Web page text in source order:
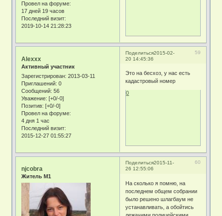
Провел на форуме:
17 дней 19 часов
Последний визит:
2019-10-14 21:28:23
Поделиться 59
2015-02-
20 14:45:36
Alexxx
Активный участник
Зарегистрирован: 2013-03-11
Приглашений: 0
Сообщений: 56
Уважение: [+0/-0]
Позитив: [+0/-0]
Провел на форуме:
4 дня 1 час
Последний визит:
2015-12-27 01:55:27
Это на бесхоз, у нас есть
кадастровый номер
0
Поделиться 60
2015-11-
26 12:55:06
njcobra
Житель М1
На сколько я помню, на
последнем общем собрании
было решено шлагбаум не
устанавливать, а обойтись